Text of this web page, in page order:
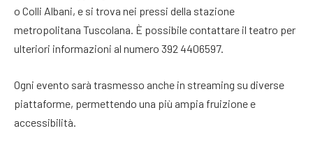
o Colli Albani, e si trova nei pressi della stazione
metropolitana Tuscolana. È possibile contattare il teatro per
ulteriori informazioni al numero 392 4406597.
Ogni evento sarà trasmesso anche in streaming su diverse
piattaforme, permettendo una più ampia fruizione e
accessibilità.